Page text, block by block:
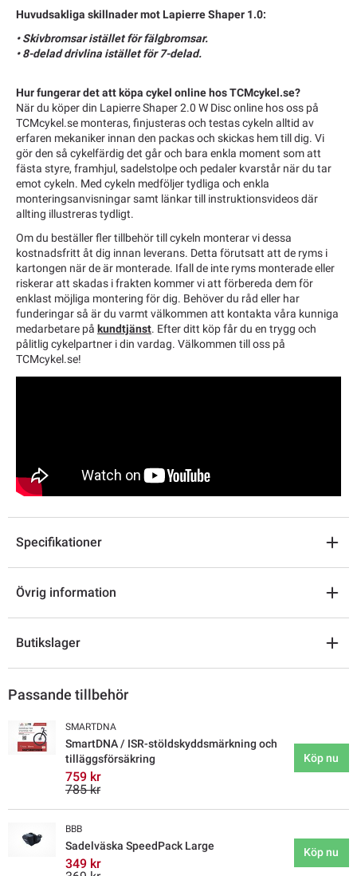
Huvudsakliga skillnader mot Lapierre Shaper 1.0:
• Skivbromsar istället för fälgbromsar.
• 8-delad drivlina istället för 7-delad.
Hur fungerar det att köpa cykel online hos TCMcykel.se?
När du köper din Lapierre Shaper 2.0 W Disc online hos oss på
TCMcykel.se monteras, finjusteras och testas cykeln alltid av
erfaren mekaniker innan den packas och skickas hem till dig. Vi
gör den så cykelfärdig det går och bara enkla moment som att
fästa styre, framhjul, sadelstolpe och pedaler kvarstår när du tar
emot cykeln. Med cykeln medföljer tydliga och enkla
monteringsanvisningar samt länkar till instruktionsvideos där
allting illustreras tydligt.
Om du beställer fler tillbehör till cykeln monterar vi dessa
kostnadsfritt åt dig innan leverans. Detta förutsatt att de ryms i
kartongen när de är monterade. Ifall de inte ryms monterade eller
riskerar att skadas i frakten kommer vi att förbereda dem för
enklast möjliga montering för dig. Behöver du råd eller har
funderingar så är du varmt välkommen att kontakta våra kunniga
medarbetare på kundtjänst. Efter ditt köp får du en trygg och
pålitlig cykelpartner i din vardag. Välkommen till oss på
TCMcykel.se!
Specifikationer
Övrig information
Butikslager
Passande tillbehör
SMARTDNA
SmartDNA / ISR-stöldskyddsmärkning och
tilläggsförsäkring
759 kr
785 kr
Köp nu
BBB
Sadelväska SpeedPack Large
349 kr
Köp nu